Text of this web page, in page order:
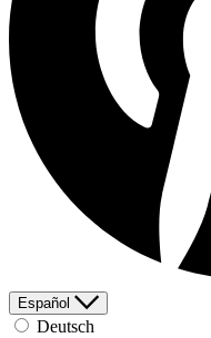
Español
Deutsch